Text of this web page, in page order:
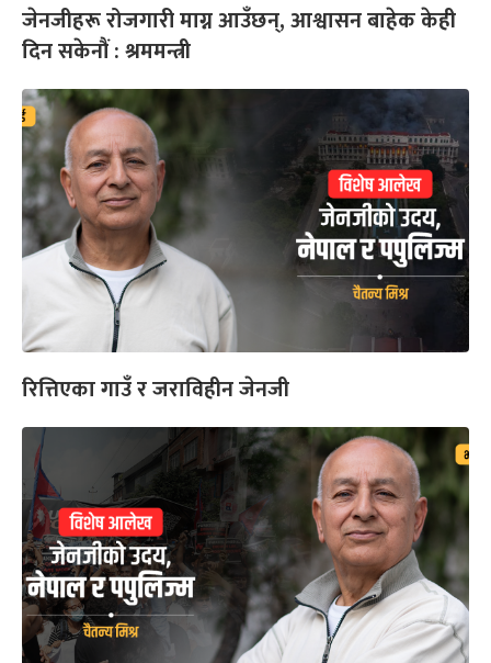
जेनजीहरू रोजगारी माग्न आउँछन्, आश्वासन बाहेक केही
दिन सकेनौं : श्रममन्त्री
रित्तिएका गाउँ र जराविहीन जेनजी